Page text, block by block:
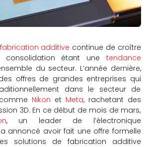
fabrication additive continue de croître
étant une tendance
du secteur. L’année dernière,
offres de grandes entreprises qui
dans le secteur de
Nikon et Meta, rachetant des
3D. En ce début de mois de mars,
, un leader de l’électronique
a annoncé avoir fait une offre formelle
solutions de fabrication additive